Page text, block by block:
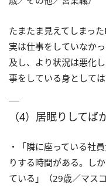
たまたま見えてしまっ
実は仕事をしていなか
及し、より状況は悪化
事をしている身として
（4）居眠りしてば
・「隣に座っている社
りする時間がある。し
ている」（29歳／マス